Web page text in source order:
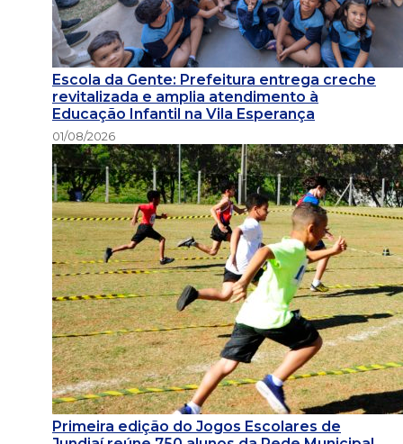
Escola da Gente: Prefeitura entrega creche
revitalizada e amplia atendimento à
Educação Infantil na Vila Esperança
01/08/2026
Primeira edição do Jogos Escolares de